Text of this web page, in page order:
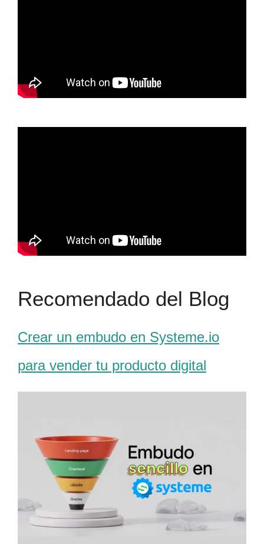
Recomendado del Blog
Crear un embudo en Systeme.io
para vender tu producto digital